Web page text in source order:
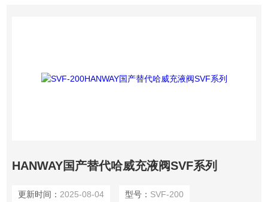
HANWAY国产替代哈威充液阀SVF系列
更新时间： 2025-08-04 型号： SVF-200